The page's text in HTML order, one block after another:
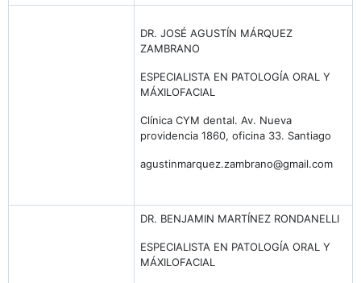
DR. JOSÉ AGUSTÍN MÁRQUEZ
ZAMBRANO
ESPECIALISTA EN PATOLOGÍA ORAL Y
MÁXILOFACIAL
Clínica CYM dental. Av. Nueva
providencia 1860, oficina 33. Santiago
agustinmarquez.zambrano@gmail.com
DR. BENJAMIN MARTÍNEZ RONDANELLI
ESPECIALISTA EN PATOLOGÍA ORAL Y
MÁXILOFACIAL